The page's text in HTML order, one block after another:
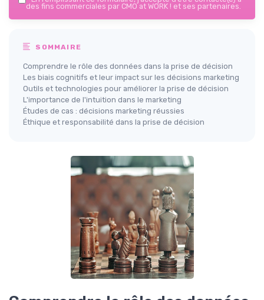
des fins commerciales par CMO at WORK ! et ses partenaires.
SOMMAIRE
Comprendre le rôle des données dans la prise de décision
Les biais cognitifs et leur impact sur les décisions marketing
Outils et technologies pour améliorer la prise de décision
L'importance de l'intuition dans le marketing
Études de cas : décisions marketing réussies
Éthique et responsabilité dans la prise de décision